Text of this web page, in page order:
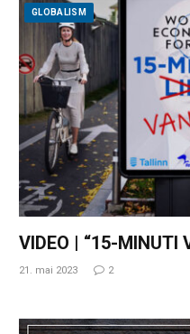
GLOBALISM
VIDEO | “15-MINUTI
21. mai 2023 2